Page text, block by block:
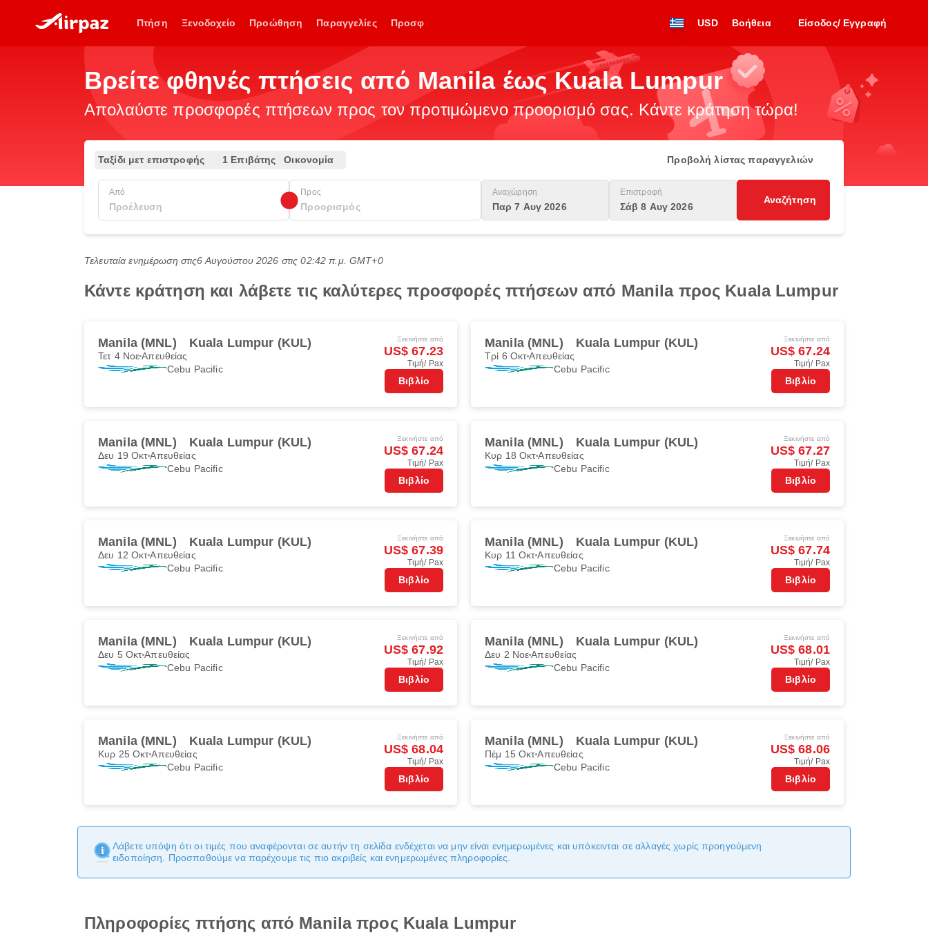
Πτήση Ξενοδοχείο Προώθηση Παραγγελίες Προσφ USD Βοήθεια Είσοδος/ Εγγραφή
Βρείτε φθηνές πτήσεις από Manila έως Kuala Lumpur
Απολαύστε προσφορές πτήσεων προς τον προτιμώμενο προορισμό σας. Κάντε κράτηση τώρα!
Ταξίδι μετ επιστροφής 1 Επιβάτης Οικονομία Προβολή λίστας παραγγελιών
Από Προς Αναχώρηση
Παρ 7 Αυγ 2026
Επιστροφή
Σάβ 8 Αυγ 2026
Αναζήτηση
Τελευταία ενημέρωση στις6 Αυγούστου 2026 στις 02:42 π.μ. GMT+0
Κάντε κράτηση και λάβετε τις καλύτερες προσφορές πτήσεων από Manila προς Kuala Lumpur
Manila (MNL) Kuala Lumpur (KUL)
Τετ 4 ΝοεΑπευθείας
Cebu Pacific
Ξεκινήστε από
US$ 67.23
Τιμή/ Pax
Βιβλίο
Manila (MNL) Kuala Lumpur (KUL)
Τρί 6 ΟκτΑπευθείας
Cebu Pacific
Ξεκινήστε από
US$ 67.24
Τιμή/ Pax
Βιβλίο
Manila (MNL) Kuala Lumpur (KUL)
Δευ 19 ΟκτΑπευθείας
Cebu Pacific
Ξεκινήστε από
US$ 67.24
Τιμή/ Pax
Βιβλίο
Manila (MNL) Kuala Lumpur (KUL)
Κυρ 18 ΟκτΑπευθείας
Cebu Pacific
Ξεκινήστε από
US$ 67.27
Τιμή/ Pax
Βιβλίο
Manila (MNL) Kuala Lumpur (KUL)
Δευ 12 ΟκτΑπευθείας
Cebu Pacific
Ξεκινήστε από
US$ 67.39
Τιμή/ Pax
Βιβλίο
Manila (MNL) Kuala Lumpur (KUL)
Κυρ 11 ΟκτΑπευθείας
Cebu Pacific
Ξεκινήστε από
US$ 67.74
Τιμή/ Pax
Βιβλίο
Manila (MNL) Kuala Lumpur (KUL)
Δευ 5 ΟκτΑπευθείας
Cebu Pacific
Ξεκινήστε από
US$ 67.92
Τιμή/ Pax
Βιβλίο
Manila (MNL) Kuala Lumpur (KUL)
Δευ 2 ΝοεΑπευθείας
Cebu Pacific
Ξεκινήστε από
US$ 68.01
Τιμή/ Pax
Βιβλίο
Manila (MNL) Kuala Lumpur (KUL)
Κυρ 25 ΟκτΑπευθείας
Cebu Pacific
Ξεκινήστε από
US$ 68.04
Τιμή/ Pax
Βιβλίο
Manila (MNL) Kuala Lumpur (KUL)
Πέμ 15 ΟκτΑπευθείας
Cebu Pacific
Ξεκινήστε από
US$ 68.06
Τιμή/ Pax
Βιβλίο
Λάβετε υπόψη ότι οι τιμές που αναφέρονται σε αυτήν τη σελίδα ενδέχεται να μην είναι ενημερωμένες και υπόκεινται σε αλλαγές χωρίς προηγούμενη
ειδοποίηση. Προσπαθούμε να παρέχουμε τις πιο ακριβείς και ενημερωμένες πληροφορίες.
Πληροφορίες πτήσης από Manila προς Kuala Lumpur